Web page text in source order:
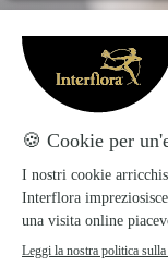
Fiori per
la